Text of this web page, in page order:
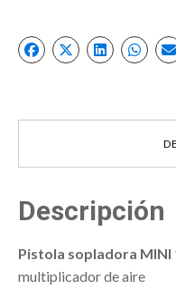
Descripción
Pistola sopladora MINI
multiplicador de aire